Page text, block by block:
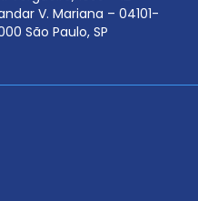
V. Mariana – 04101-
São Paulo, SP